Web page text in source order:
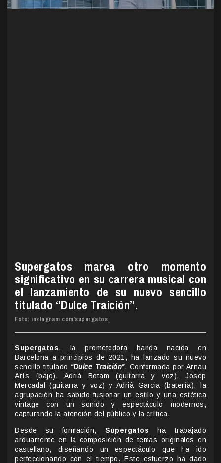
Supergatos marca otro momento
significativo en su carrera musical con
el lanzamiento de su nuevo sencillo
titulado “Dulce Traición”.
Foto: instagram.com/supergatos_
Supergatos, la prometedora banda nacida en
Barcelona a principios de 2021, ha lanzado su nuevo
sencillo titulado “Dulce Traición”. Conformada por Arnau
Arís (bajo), Adrià Botam (guitarra y voz), Josep
Mercadal (guitarra y voz) y Adrià Garcia (batería), la
agrupación ha sabido fusionar un estilo y una estética
vintage con un sonido y espectáculo modernos,
capturando la atención del público y la crítica.
Desde su formación,Supergatos ha trabajado
arduamente en la composición de temas originales en
castellano, diseñando un espectáculo que ha ido
perfeccionando con el tiempo. Este esfuerzo ha dado